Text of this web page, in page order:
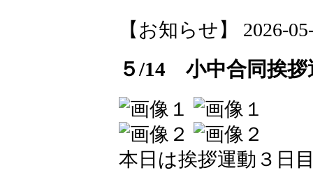
【お知らせ】 2026-
５/14 小中合同挨拶
本日は挨拶運動３日